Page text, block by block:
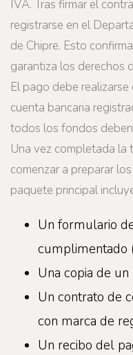
IVA. Tras firmar el
registrarse en el
de Chipre. Esto
garantiza los derechos
El pago debe
cuenta bancaria
todos los fondos
Una vez completada la
comenzar a preparar
paquete principal
Un formulario
cumplimentado
Una copia de
Un contrato de
con marca de
Un recibo del